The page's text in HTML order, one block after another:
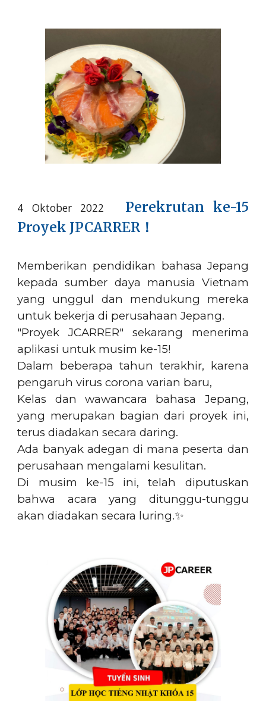
4 Oktober 2022
Perekrutan ke-15
Proyek JPCARRER ！
Memberikan pendidikan bahasa Jepang
kepada sumber daya manusia Vietnam
yang unggul dan mendukung mereka
untuk bekerja di perusahaan Jepang.
"Proyek JCARRER" sekarang menerima
aplikasi untuk musim ke-15!
Dalam beberapa tahun terakhir, karena
pengaruh virus corona varian baru,
Kelas dan wawancara bahasa Jepang,
yang merupakan bagian dari proyek ini,
terus diadakan secara daring.
Ada banyak adegan di mana peserta dan
perusahaan mengalami kesulitan.
Di musim ke-15 ini, telah diputuskan
bahwa acara yang ditunggu-tunggu
akan diadakan secara luring.✨